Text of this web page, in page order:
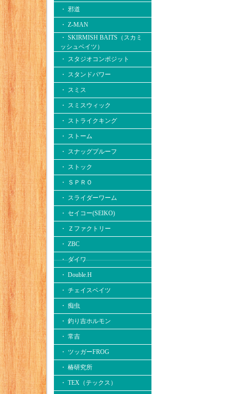
・ 邪道
・ Z-MAN
・ SKIRMISH BAITS（スカミ
ッシュベイツ）
・ スタジオコンポジット
・ スタンドパワー
・ スミス
・ スミスウィック
・ ストライクキング
・ ストーム
・ スナッグプルーフ
・ ストック
・ ＳＰＲＯ
・ スライダーワーム
・ セイコー(SEIKO)
・ Ｚファクトリー
・ ZBC
・ ダイワ
・ Double.H
・ チェイスベイツ
・ 痴虫
・ 釣り吉ホルモン
・ 常吉
・ ツッガーFROG
・ 椿研究所
・ TEX（テックス）